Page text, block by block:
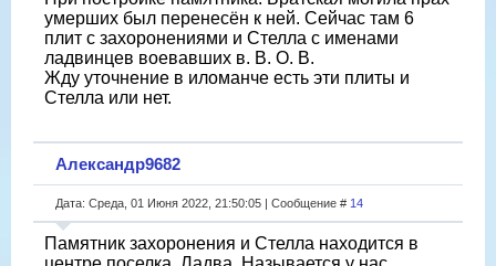
умерших был перенесён к ней. Сейчас там 6
плит с захоронениями и Стелла с именами
ладвинцев воевавших в. В. О. В.
Жду уточнение в иломанче есть эти плиты и
Стелла или нет.
Александр9682
Дата: Среда, 01 Июня 2022, 21:50:05 | Сообщение # 14
Памятник захоронения и Стелла находится в